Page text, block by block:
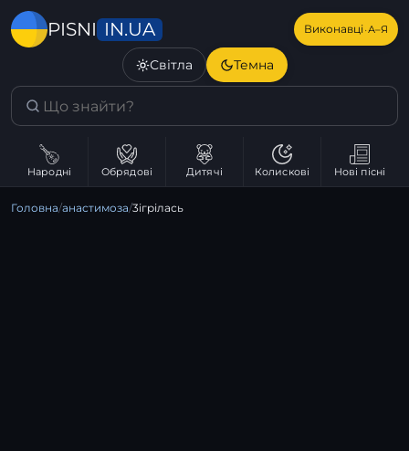
PISNI IN.UA Виконавці·А–Я
Світла Темна
Народні Обрядові Дитячі Колискові Нові пісні
Головна/анастимоза/3ігрілась